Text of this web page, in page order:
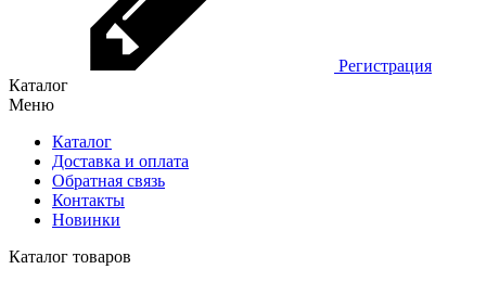
Регистрация
Каталог
Меню
Каталог
Доставка и оплата
Обратная связь
Контакты
Новинки
Каталог товаров